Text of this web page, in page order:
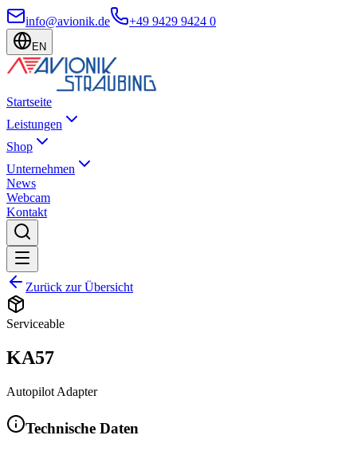
info@avionik.de +49 9429 9424 0
EN
Startseite
Leistungen
Shop
Unternehmen
News
Webcam
Kontakt
Zurück zur Übersicht
Serviceable
KA57
Autopilot Adapter
Technische Daten